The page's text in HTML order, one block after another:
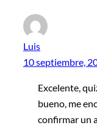
Luis
10 septiembre,
Excelente,
bueno, me
confirmar un